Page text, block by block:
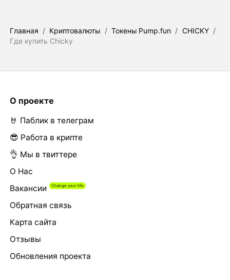
Главная / Криптовалюты / Токены Pump.fun / CHICKY /
Где купить Chicky
О проекте
🤘 Паблик в телеграм
😎 Работа в крипте
👌 Мы в твиттере
О Нас
Вакансии
Обратная связь
Карта сайта
Отзывы
Обновления проекта